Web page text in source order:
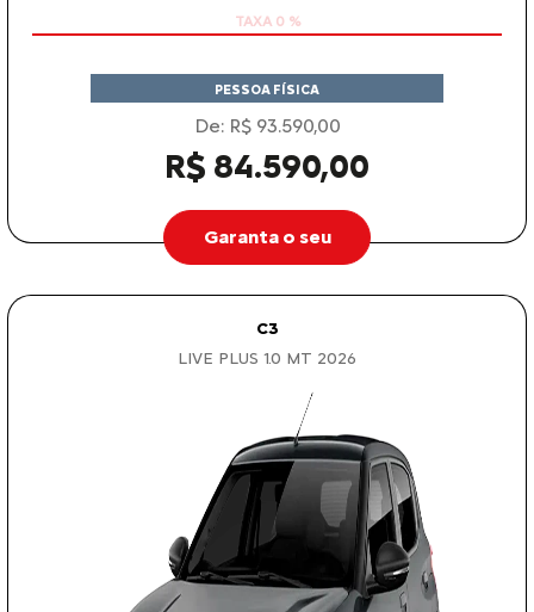
PESSOA FÍSICA
De: R$ 93.590,00
R$ 84.590,00
Garanta o seu
C3
LIVE PLUS 1.0 MT 2026